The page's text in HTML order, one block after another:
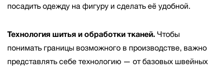
посадить одежду на фигуру и сделать её удобной.
Технология шитья и обработки тканей.Чтобы
понимать границы возможного в производстве, важно
представлять себе технологию — от базовых швейных